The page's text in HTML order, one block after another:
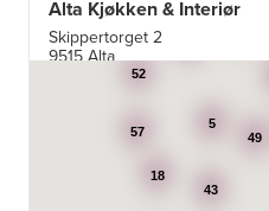
Alta Kjøkken & Interiør
Skippertorget 2
9515 Alta
99007242
Aran Scandinavia AS
Stadsing. Dahls gt. 31A
7043 Trondheim
49
52
57
43
5
18